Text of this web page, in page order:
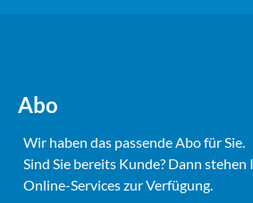
Abo
Wir haben das passende Abo für Sie.
Sind Sie bereits Kunde? Dann stehen
Online-Services zur Verfügung.